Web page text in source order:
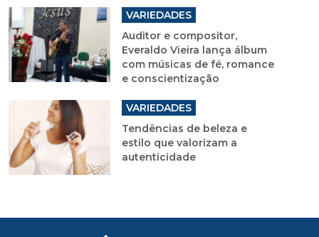
VARIEDADES
Auditor e compositor,
Everaldo Vieira lança álbum
com músicas de fé, romance
e conscientização
VARIEDADES
Tendências de beleza e
estilo que valorizam a
autenticidade